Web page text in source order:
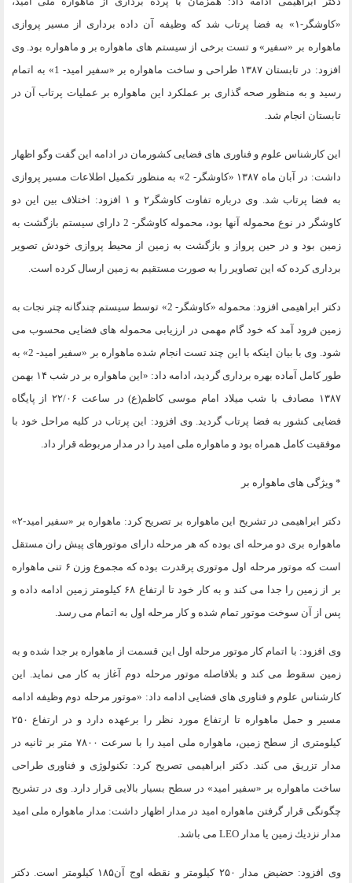
«كاوشگر-۱» به فضا پرتاب شد كه وظيفه آن داده بردارى از مسير پروازى
ماهواره بر «سفير» و تست برخى از سيستم هاى ماهواره بر و ماهواره بود. وى
افزود: در تابستان ۱۳۸۷ طراحى و ساخت ماهواره بر «سفير اميد- 1» به اتمام
رسيد و به منظور صحه گذارى بر عملكرد اين ماهواره بر عمليات پرتاب آن در
تابستان انجام شد.
اين كارشناس علوم و فناورى هاى فضايى كشورمان در ادامه اين گفت وگو اظهار
داشت: در آبان ماه ۱۳۸۷ «كاوشگر- 2» به منظور تكميل اطلاعات مسير پروازى
به فضا پرتاب شد. وى درباره تفاوت كاوشگر۲ و ۱ افزود: اختلاف بين اين دو
كاوشگر در نوع محموله آنها بود، محموله كاوشگر- 2 داراى سيستم بازگشت به
زمين بود و در حين پرواز و بازگشت به زمين از محيط پروازى خودش تصوير
بردارى كرده كه اين تصاوير را به صورت مستقيم به زمين ارسال كرده است.
دكتر ابراهيمى افزود: محموله «كاوشگر- 2» توسط سيستم چندگانه چتر نجات به
زمين فرود آمد كه خود گام مهمى در ارزيابى محموله هاى فضايى محسوب مى
شود. وى با بيان اينكه با اين چند تست انجام شده ماهواره بر «سفير اميد- 2» به
طور كامل آماده بهره بردارى گرديد، ادامه داد: «اين ماهواره بر در شب ۱۴ بهمن
۱۳۸۷ مصادف با شب ميلاد امام موسى كاظم(ع) در ساعت ۲۲‎/۰۶ از پايگاه
فضايى كشور به فضا پرتاب گرديد. وى افزود: اين پرتاب در كليه مراحل خود با
موفقيت كامل همراه بود و ماهواره ملى اميد را در مدار مربوطه قرار داد.
* ويژگى هاى ماهواره بر
دكتر ابراهيمى در تشريح اين ماهواره بر تصريح كرد: ماهواره بر «سفير اميد-۲»
ماهواره برى دو مرحله اى بوده كه هر مرحله داراى موتورهاى پيش ران مستقل
است كه موتور مرحله اول موتورى پرقدرت بوده كه مجموع وزن ۶ تنى ماهواره
بر از زمين را جدا مى كند و به كار خود تا ارتفاع ۶۸ كيلومتر زمين ادامه داده و
پس از آن سوخت موتور تمام شده و كار مرحله اول به اتمام مى رسد.
وى افزود: با اتمام كار موتور مرحله اول اين قسمت از ماهواره بر جدا شده و به
زمين سقوط مى كند و بلافاصله موتور مرحله دوم آغاز به كار مى نمايد. اين
كارشناس علوم و فناورى هاى فضايى ادامه داد: «موتور مرحله دوم وظيفه ادامه
مسير و حمل ماهواره تا ارتفاع مورد نظر را برعهده دارد و در ارتفاع ۲۵۰
كيلومترى از سطح زمين، ماهواره ملى اميد را با سرعت ۷۸۰۰ متر بر ثانيه در
مدار تزريق مى كند. دكتر ابراهيمى تصريح كرد: تكنولوژى و فناورى طراحى
ساخت ماهواره بر «سفير اميد» در سطح بسيار بالايى قرار دارد. وى در تشريح
چگونگى قرار گرفتن ماهواره اميد در مدار اظهار داشت: مدار ماهواره ملى اميد
مدار نزديك زمين يا مدار LEO مى باشد.
وى افزود: حضيض مدار ۲۵۰ كيلومتر و نقطه اوج آن۱۸۵ كيلومتر است. دكتر